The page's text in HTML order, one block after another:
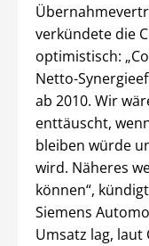
verkündete die
optimistisch:
Netto-
ab 2010. Wir
enttäuscht,
bleiben würde
wird. Näheres
können“,
Siemens
Umsatz lag,